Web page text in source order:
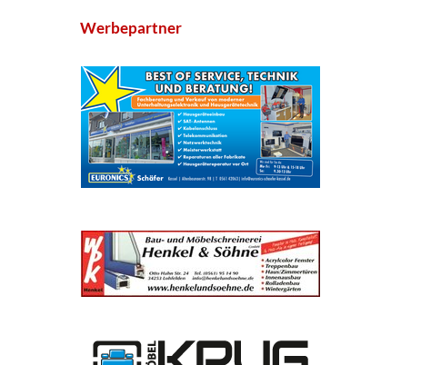
Werbepartner